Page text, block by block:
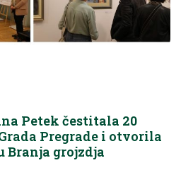
Petek čestitala 20
Pregrade i otvorila
Branja grojzdja